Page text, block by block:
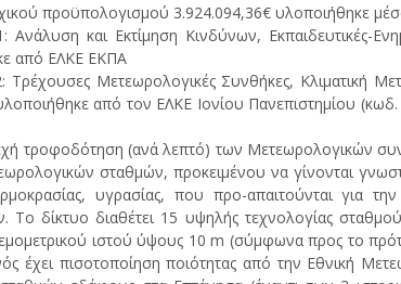
προϋπολογισμού 3.924.094,36€ υλοποιήθηκε
Ανάλυση και Εκτίμηση Κινδύνων, Εκπαιδευτικές-
από ΕΛΚΕ ΕΚΠΑ
Τρέχουσες Μετεωρολογικές Συνθήκες, Κλιματική
από τον ΕΛΚΕ Ιονίου Πανεπιστημίου (κωδ.
τροφοδότηση (ανά λεπτό) των Μετεωρολογικών
σταθμών, προκειμένου να γίνονται
υγρασίας, που προ-απαιτούνται για
Το δίκτυο διαθέτει 15 υψηλής τεχνολογίας
ιστού ύψους 10 m (σύμφωνα προς το
έχει πισοτοποίηση ποιότητας από την Εθνική